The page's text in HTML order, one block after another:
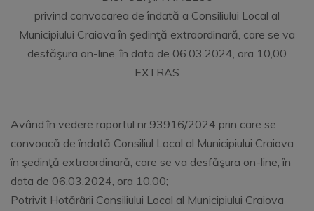
privind convocarea de îndată a Consiliului Local al
Municipiului Craiova în şedinţă extraordinară, care se va
desfăşura on-line, în data de 06.03.2024, ora 10,00
EXTRAS
Având în vedere raportul nr.93916/2024 prin care se
convoacă de îndată Consiliul Local al Municipiului Craiova
în şedinţă extraordinară, care se va desfăşura on-line, în
data de 06.03.2024, ora 10,00;
Potrivit Hotărârii Consiliului Local al Municipiului Craiova